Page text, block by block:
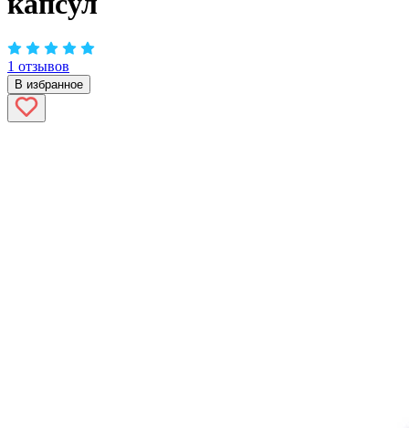
1 отзывов
В избранное